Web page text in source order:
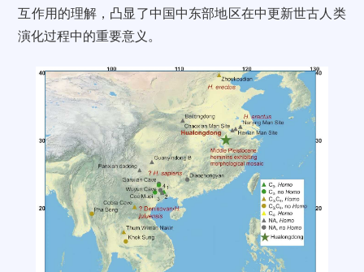
互作用的理解，凸显了中国中东部地区在中更新世古人类
演化过程中的重要意义。